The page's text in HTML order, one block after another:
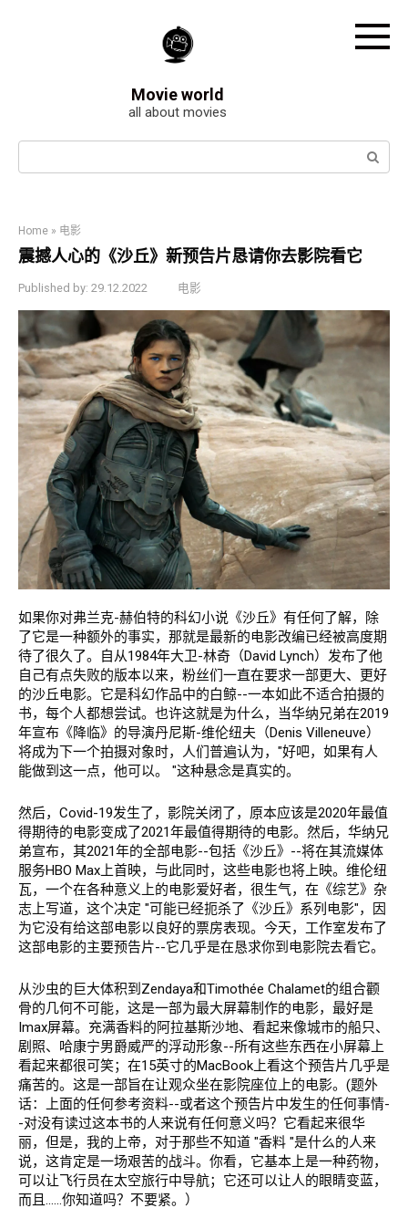
Movie world
all about movies
Search:
Home » 电影
震撼人心的《沙丘》新预告片恳请你去影院看它
Published by: 29.12.2022 电影
如果你对弗兰克-赫伯特的科幻小说《沙丘》有任何了解，除
了它是一种额外的事实，那就是最新的电影改编已经被高度期
待了很久了。自从1984年大卫-林奇（David Lynch）发布了他
自己有点失败的版本以来，粉丝们一直在要求一部更大、更好
的沙丘电影。它是科幻作品中的白鲸--一本如此不适合拍摄的
书，每个人都想尝试。也许这就是为什么，当华纳兄弟在2019
年宣布《降临》的导演丹尼斯-维伦纽夫（Denis Villeneuve）
将成为下一个拍摄对象时，人们普遍认为，"好吧，如果有人
能做到这一点，他可以。 "这种悬念是真实的。
然后，Covid-19发生了，影院关闭了，原本应该是2020年最值
得期待的电影变成了2021年最值得期待的电影。然后，华纳兄
弟宣布，其2021年的全部电影--包括《沙丘》--将在其流媒体
服务HBO Max上首映，与此同时，这些电影也将上映。维伦纽
瓦，一个在各种意义上的电影爱好者，很生气，在《综艺》杂
志上写道，这个决定 "可能已经扼杀了《沙丘》系列电影"，因
为它没有给这部电影以良好的票房表现。今天，工作室发布了
这部电影的主要预告片--它几乎是在恳求你到电影院去看它。
从沙虫的巨大体积到Zendaya和Timothée Chalamet的组合颧
骨的几何不可能，这是一部为最大屏幕制作的电影，最好是
Imax屏幕。充满香料的阿拉基斯沙地、看起来像城市的船只、
剧照、哈康宁男爵威严的浮动形象--所有这些东西在小屏幕上
看起来都很可笑；在15英寸的MacBook上看这个预告片几乎是
痛苦的。这是一部旨在让观众坐在影院座位上的电影。(题外
话：上面的任何参考资料--或者这个预告片中发生的任何事情-
-对没有读过这本书的人来说有任何意义吗？它看起来很华
丽，但是，我的上帝，对于那些不知道 "香料 "是什么的人来
说，这肯定是一场艰苦的战斗。你看，它基本上是一种药物，
可以让飞行员在太空旅行中导航；它还可以让人的眼睛变蓝，
而且......你知道吗？不要紧。）